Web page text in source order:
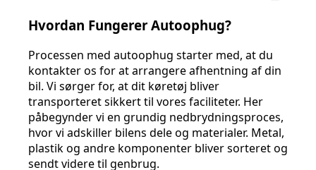
Hvordan Fungerer Autoophug?
Processen med autoophug starter med, at du
kontakter os for at arrangere afhentning af din
bil. Vi sørger for, at dit køretøj bliver
transporteret sikkert til vores faciliteter. Her
påbegynder vi en grundig nedbrydningsproces,
hvor vi adskiller bilens dele og materialer. Metal,
plastik og andre komponenter bliver sorteret og
sendt videre til genbrug.